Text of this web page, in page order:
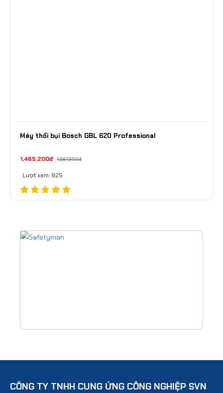
Máy thổi bụi Bosch GBL 620 Professional
1,465,200đ 1,587,300đ
Lượt xem: 925
CÔNG TY TNHH CUNG ỨNG CÔNG NGHIỆP SVN